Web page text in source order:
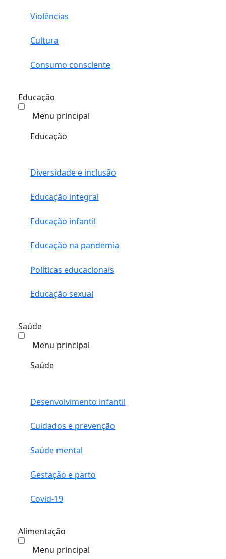
Violências
Cultura
Consumo consciente
Educação
Menu principal
Educação
Diversidade e inclusão
Educação integral
Educação infantil
Educação na pandemia
Políticas educacionais
Educação sexual
Saúde
Menu principal
Saúde
Desenvolvimento infantil
Cuidados e prevenção
Saúde mental
Gestação e parto
Covid-19
Alimentação
Menu principal